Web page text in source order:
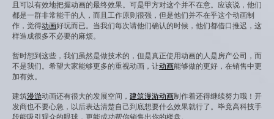
且可以有效地把握动画的最终效果。可是甲方对这个并不在意。应该说，他们
都是一群非常能干的人，而且工作原则很强，但是他们并不在乎这个动画制
作，觉得动画好玩而已。当我们每次请他们确认的时候，他们都借口推迟，这
样造成很多不必要的麻烦。
暂时想到这些，我们虽然是做技术的，但是真正使用动画的人是房产公司，而
不是我们。希望大家能够更多的重视动画，让动画能够做的更好，在销售中更
加有效。
建筑漫游动画还有很大的发展空间， 建筑漫游动画制作着还得继续努力哦！开
发商也不要心急，以后表达清楚自己到底想要什么效果就行了。毕竟高科技手